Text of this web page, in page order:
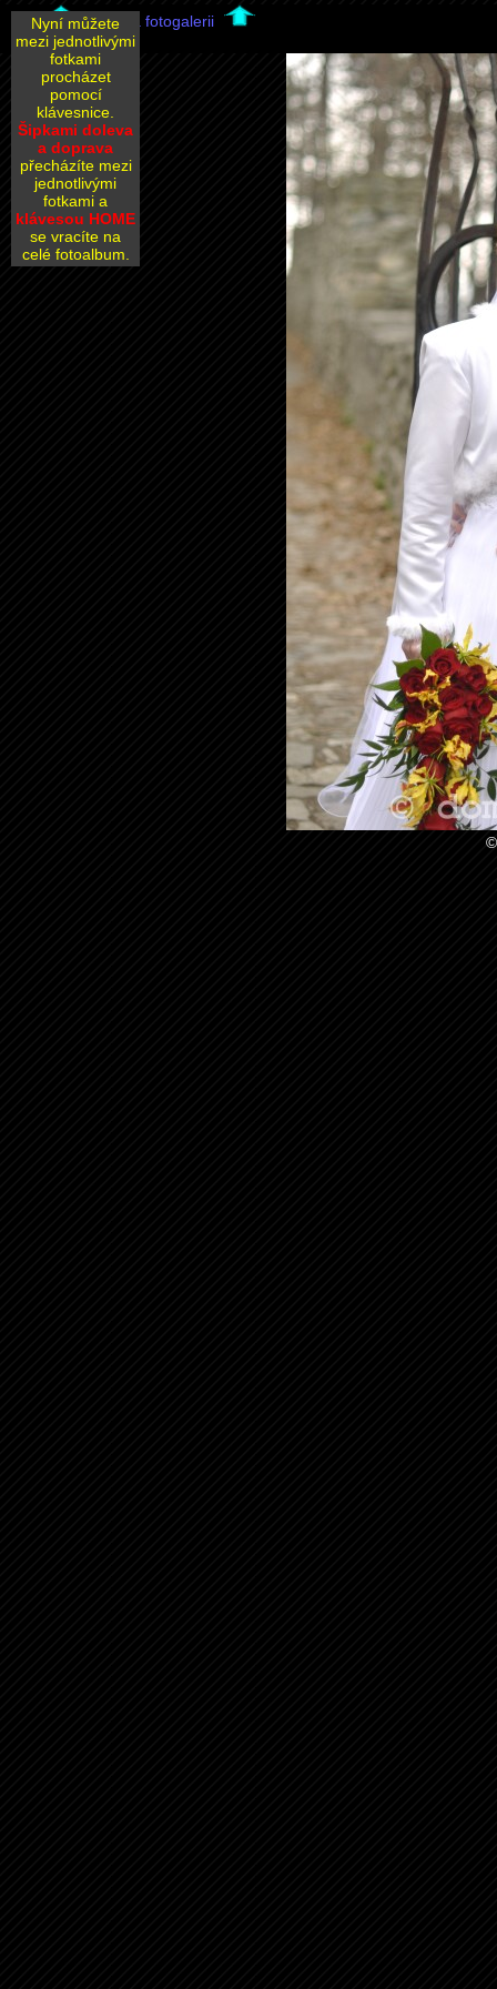
Nyní můžete
mezi jednotlivými
fotkami
procházet
pomocí
klávesnice.
Šipkami doleva
a doprava
přecházíte mezi
jednotlivými
fotkami a
klávesou HOME
se vracíte na
celé fotoalbum.
Zpět na fotogalerii